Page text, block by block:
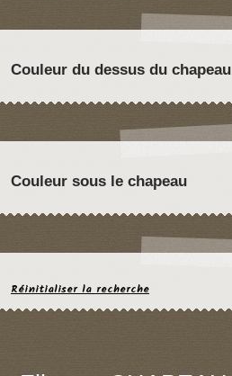
Couleur du dessus du chapeau
Couleur sous le chapeau
Réinitialiser la recherche